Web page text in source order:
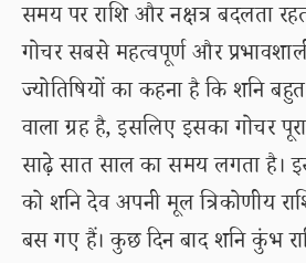
समय पर राशि और नक्षत्र बदलता
गोचर सबसे महत्वपूर्ण और
ज्योतिषियों का कहना है कि शनि
वाला ग्रह है, इसलिए इसका गोचर
साढ़े सात साल का समय लगता है।
को शनि देव अपनी मूल त्रिकोणीय
बस गए हैं। कुछ दिन बाद शनि कुंभ